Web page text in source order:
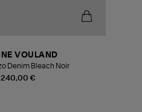
240,00 €
VOULAND
Denim Bleach Noir